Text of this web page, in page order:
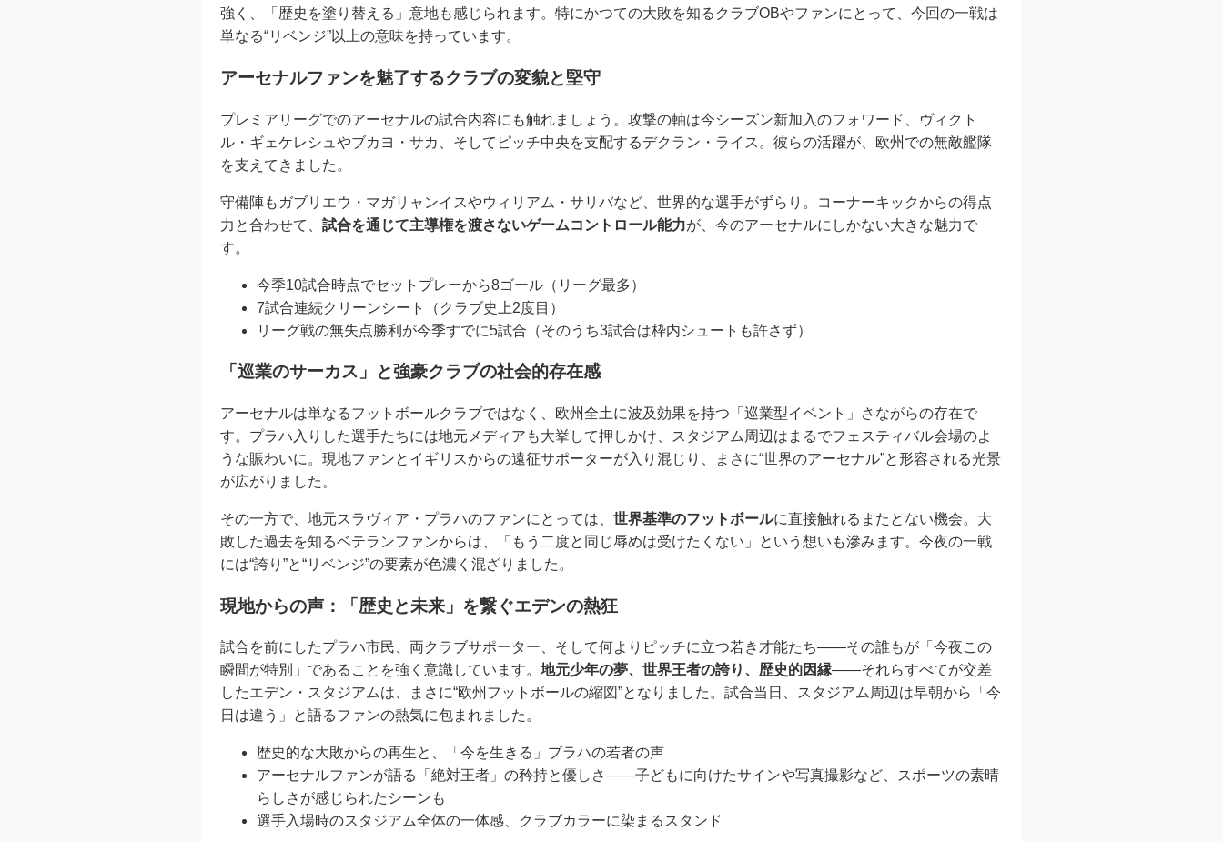
強く、「歴史を塗り替える」意地も感じられます。特にかつての大敗を知るクラブOBやファンにとって、今回の一戦は
単なる“リベンジ”以上の意味を持っています。
アーセナルファンを魅了するクラブの変貌と堅守
プレミアリーグでのアーセナルの試合内容にも触れましょう。攻撃の軸は今シーズン新加入のフォワード、ヴィクト
ル・ギェケレシュやブカヨ・サカ、そしてピッチ中央を支配するデクラン・ライス。彼らの活躍が、欧州での無敵艦隊
を支えてきました。
守備陣もガブリエウ・マガリャンイスやウィリアム・サリバなど、世界的な選手がずらり。コーナーキックからの得点
力と合わせて、 試合を通じて主導権を渡さないゲームコントロール能力が、今のアーセナルにしかない大きな魅力で
す。
今季10試合時点でセットプレーから8ゴール（リーグ最多）
7試合連続クリーンシート（クラブ史上2度目）
リーグ戦の無失点勝利が今季すでに5試合（そのうち3試合は枠内シュートも許さず）
「巡業のサーカス」と強豪クラブの社会的存在感
アーセナルは単なるフットボールクラブではなく、欧州全土に波及効果を持つ「巡業型イベント」さながらの存在で
す。プラハ入りした選手たちには地元メディアも大挙して押しかけ、スタジアム周辺はまるでフェスティバル会場のよ
うな賑わいに。現地ファンとイギリスからの遠征サポーターが入り混じり、まさに“世界のアーセナル”と形容される光景
が広がりました。
その一方で、地元スラヴィア・プラハのファンにとっては、 世界基準のフットボールに直接触れるまたとない機会。大
敗した過去を知るベテランファンからは、「もう二度と同じ辱めは受けたくない」という想いも滲みます。今夜の一戦
には“誇り”と“リベンジ”の要素が色濃く混ざりました。
現地からの声：「歴史と未来」を繋ぐエデンの熱狂
試合を前にしたプラハ市民、両クラブサポーター、そして何よりピッチに立つ若き才能たち――その誰もが「今夜この
瞬間が特別」であることを強く意識しています。 地元少年の夢、世界王者の誇り、歴史的因縁――それらすべてが交差
したエデン・スタジアムは、まさに“欧州フットボールの縮図”となりました。試合当日、スタジアム周辺は早朝から「今
日は違う」と語るファンの熱気に包まれました。
歴史的な大敗からの再生と、「今を生きる」プラハの若者の声
アーセナルファンが語る「絶対王者」の矜持と優しさ――子どもに向けたサインや写真撮影など、スポーツの素晴
らしさが感じられたシーンも
選手入場時のスタジアム全体の一体感、クラブカラーに染まるスタンド